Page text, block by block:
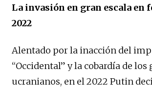
La invasión en gran escala en
2022
Alentado por la inacción del
“Occidental” y la cobardía de los
ucranianos, en el 2022 Putin